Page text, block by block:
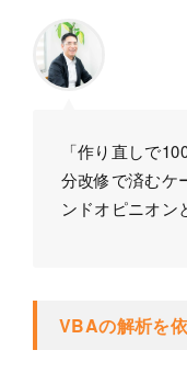
「作り直しで
分改修で済むケ
ンドオピニオン
VBAの解析を